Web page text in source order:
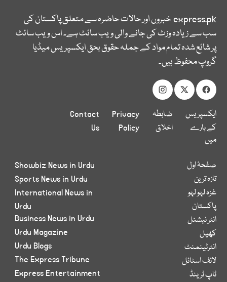
express.pkخبروں اور حالات حاضرہ سے متعلق پاکستان کی
سب سے زیادہ وزٹ کی جانے والی ویب سائٹ ہے۔ اس ویب سائٹ
پر شائع شدہ تمام مواد کے جملہ حقوق بحق ایکسپریس میڈیا
گروپ محفوظ ہیں۔
ایکسپریس
کے بارے
میں
ضابطہ
اخلاق
Privacy
Policy
Contact
Us
صفحۂ اول
تازہ ترین
غزہ لہو لہو
پاکستان
انٹر نیشنل
کھیل
انٹرٹینمنٹ
لائف اسٹائل
ٹاپ ٹرینڈ
Showbiz News in Urdu
Sports News in Urdu
International News in
Urdu
Business News in Urdu
Urdu Magazine
Urdu Blogs
The Express Tribune
Express Entertainment